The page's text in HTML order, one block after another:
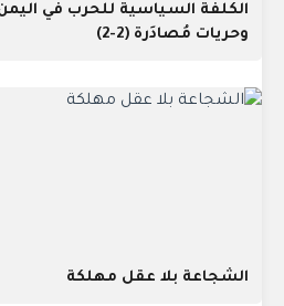
الكلفة السياسية للحرب في
وحريات مُصادَرة (2-2)
الشجاعة بلا عقل مهلكة